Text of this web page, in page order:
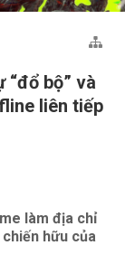
“đổ bộ” và
liên tiếp
làm địa chỉ
hữu của